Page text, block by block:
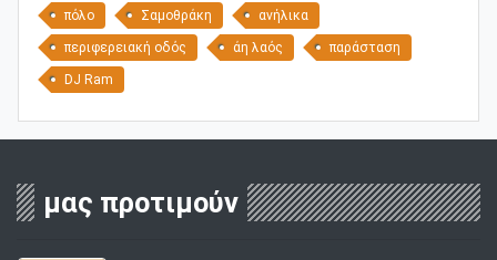
πόλο Σαμοθράκη ανήλικα
περιφερειακή οδός άη λαός παράσταση
DJ Ram
μας προτιμούν